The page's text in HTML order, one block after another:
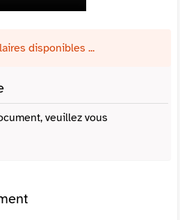
disponibles ...
veuillez vous